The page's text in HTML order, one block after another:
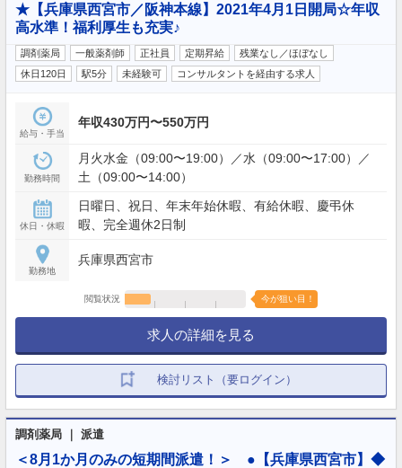
★【兵庫県西宮市／阪神本線】2021年4月1日開局☆年収
高水準！福利厚生も充実♪
調剤薬局 一般薬剤師 正社員 定期昇給
残業なし／ほぼなし
休日120日
駅5分 未経験可 コンサルタントを経由する求人
給与・手当
年収430万円〜550万円
勤務時間
月火水金（09:00〜19:00）／水（09:00〜17:00）／
土（09:00〜14:00）
休日・休暇
日曜日、祝日、年末年始休暇、有給休暇、慶弔休
暇、完全週休2日制
勤務地
兵庫県西宮市
閲覧状況 今が狙い目！
求人の詳細を見る
検討リスト（要ログイン）
調剤薬局 ｜ 派遣
＜8月1か月のみの短期間派遣！＞ ●【兵庫県西宮市】◆